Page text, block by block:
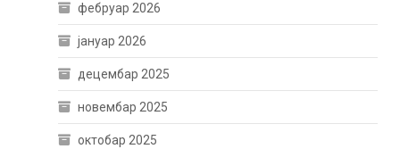
фебруар 2026
јануар 2026
децембар 2025
новембар 2025
октобар 2025